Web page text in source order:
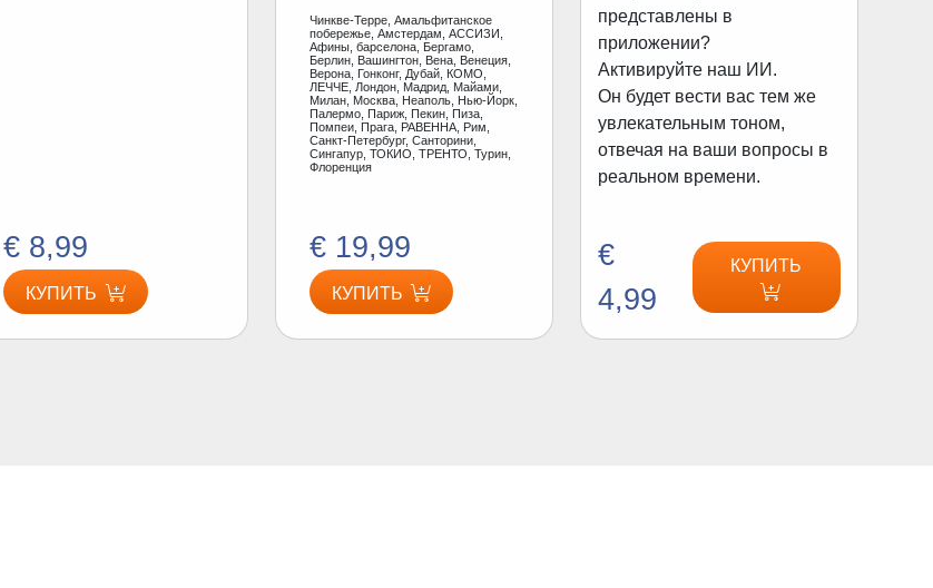
€ 8,99
КУПИТЬ
Чинкве-Терре, Амальфитанское
побережье, Амстердам, АССИЗИ,
Афины, барселона, Бергамо,
Берлин, Вашингтон, Вена, Венеция,
Верона, Гонконг, Дубай, КОМО,
ЛЕЧЧЕ, Лондон, Мадрид, Майами,
Милан, Москва, Неаполь, Нью-Йорк,
Палермо, Париж, Пекин, Пиза,
Помпеи, Прага, РАВЕННА, Рим,
Санкт-Петербург, Санторини,
Сингапур, ТОКИО, ТРЕНТО, Турин,
Флоренция
€ 19,99
КУПИТЬ
представлены в
приложении?
Активируйте наш ИИ.
Он будет вести вас тем же
увлекательным тоном,
отвечая на ваши вопросы в
реальном времени.
€
4,99
КУПИТЬ